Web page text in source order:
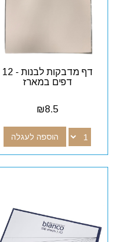
דף מדבקות לבנות - 12
דפים במארז
₪8.5
הוספה לעגלה